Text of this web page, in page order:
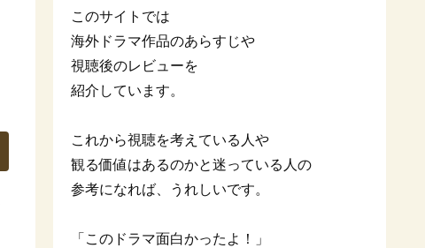
このサイトでは
海外ドラマ作品のあらすじや
視聴後のレビューを
紹介しています。
これから視聴を考えている人や
観る価値はあるのかと迷っている人の
参考になれば、うれしいです。
「このドラマ面白かったよ！」